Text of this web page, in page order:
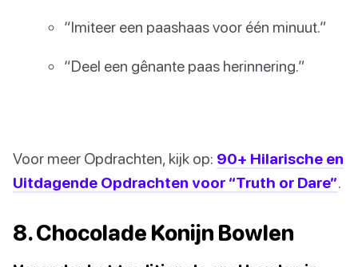
“Imiteer een paashaas voor één minuut.”
“Deel een gênante paas herinnering.”
Voor meer Opdrachten, kijk op: 90+ Hilarische en
Uitdagende Opdrachten voor “Truth or Dare”.
8. Chocolade Konijn Bowlen